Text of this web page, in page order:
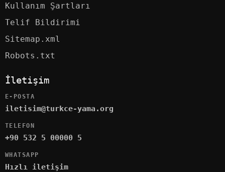
Kullanım Şartları
Telif Bildirimi
Sitemap.xml
Robots.txt
İletişim
E-POSTA
iletisim@turkce-yama.org
TELEFON
+90 532 5 00000 5
WHATSAPP
Hızlı iletişim